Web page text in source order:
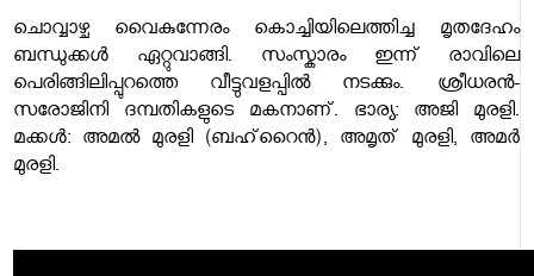
ചൊവ്വാഴ്ച വൈകുന്നേരം കൊച്ചിയിലെത്തിച്ച മൃതദേഹം
ബന്ധുക്കൾ ഏറ്റുവാങ്ങി. സംസ്കാരം ഇന്ന് രാവിലെ
പെരിങ്ങിലിപ്പുറത്തെ വീട്ടുവളപ്പിൽ നടക്കും. ശ്രീധരൻ-
സരോജിനി ദമ്പതികളുടെ മകനാണ്. ഭാര്യ: അജി മുരളി.
മക്കൾ: അമൽ മുരളി (ബഹ്‌റൈൻ), അമൃത് മുരളി, അമർ
മുരളി.